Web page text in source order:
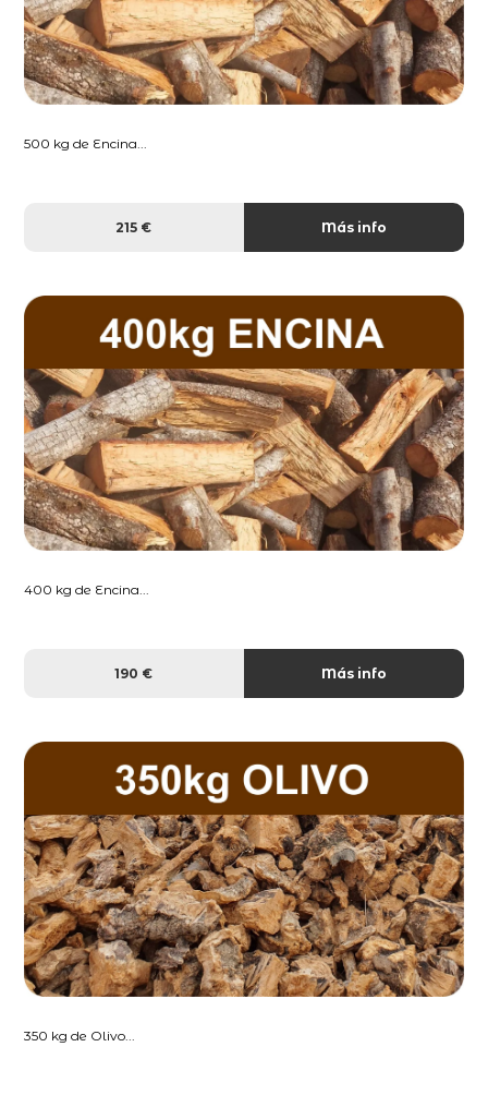
500 kg de Encina...
215 € Más info
400 kg de Encina...
190 € Más info
350 kg de Olivo...